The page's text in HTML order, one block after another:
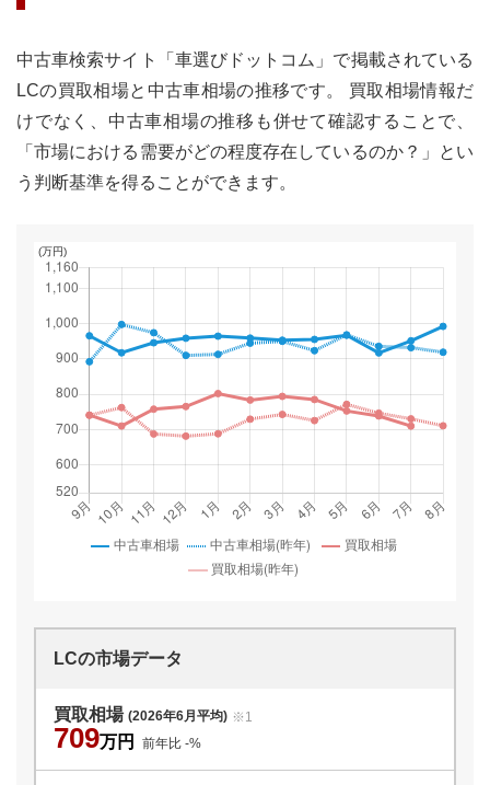
中古車検索サイト「車選びドットコム」で掲載されている
LCの買取相場と中古車相場の推移です。 買取相場情報だ
けでなく、中古車相場の推移も併せて確認することで、
「市場における需要がどの程度存在しているのか？」とい
う判断基準を得ることができます。
LCの市場データ
買取相場 (2026年6月平均) ※1
709万円 前年比 -%